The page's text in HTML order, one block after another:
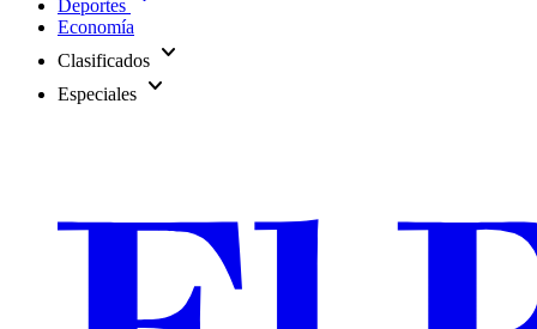
Deportes
Economía
Clasificados expand_more
Especiales expand_more